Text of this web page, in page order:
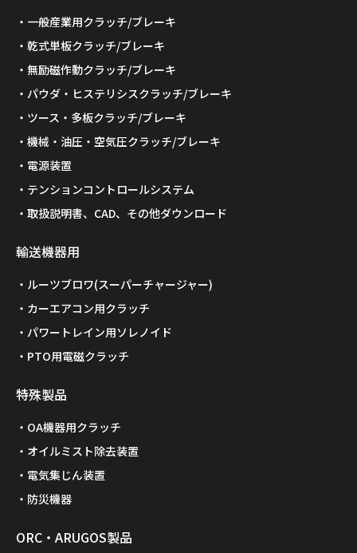
一般産業用クラッチ/ブレーキ
乾式単板クラッチ/ブレーキ
無励磁作動クラッチ/ブレーキ
パウダ・ヒステリシスクラッチ/ブレーキ
ツース・多板クラッチ/ブレーキ
機械・油圧・空気圧クラッチ/ブレーキ
電源装置
テンションコントロールシステム
取扱説明書、CAD、その他ダウンロード
輸送機器用
ルーツブロワ(スーパーチャージャー)
カーエアコン用クラッチ
パワートレイン用ソレノイド
PTO用電磁クラッチ
特殊製品
OA機器用クラッチ
オイルミスト除去装置
電気集じん装置
防災機器
ORC・ARUGOS製品